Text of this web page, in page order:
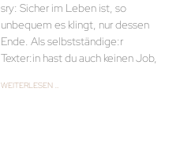
sry: Sicher im Leben ist, so
unbequem es klingt, nur dessen
Ende. Als selbstständige:r
Texter:in hast du auch keinen Job,
WEITERLESEN …